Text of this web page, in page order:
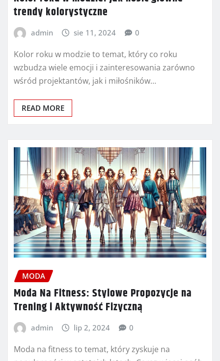
trendy kolorystyczne
admin sie 11, 2024 0
Kolor roku w modzie to temat, który co roku
wzbudza wiele emocji i zainteresowania zarówno
wśród projektantów, jak i miłośników…
READ MORE
MODA
Moda Na Fitness: Stylowe Propozycje na
Trening i Aktywność Fizyczną
admin lip 2, 2024 0
Moda na fitness to temat, który zyskuje na